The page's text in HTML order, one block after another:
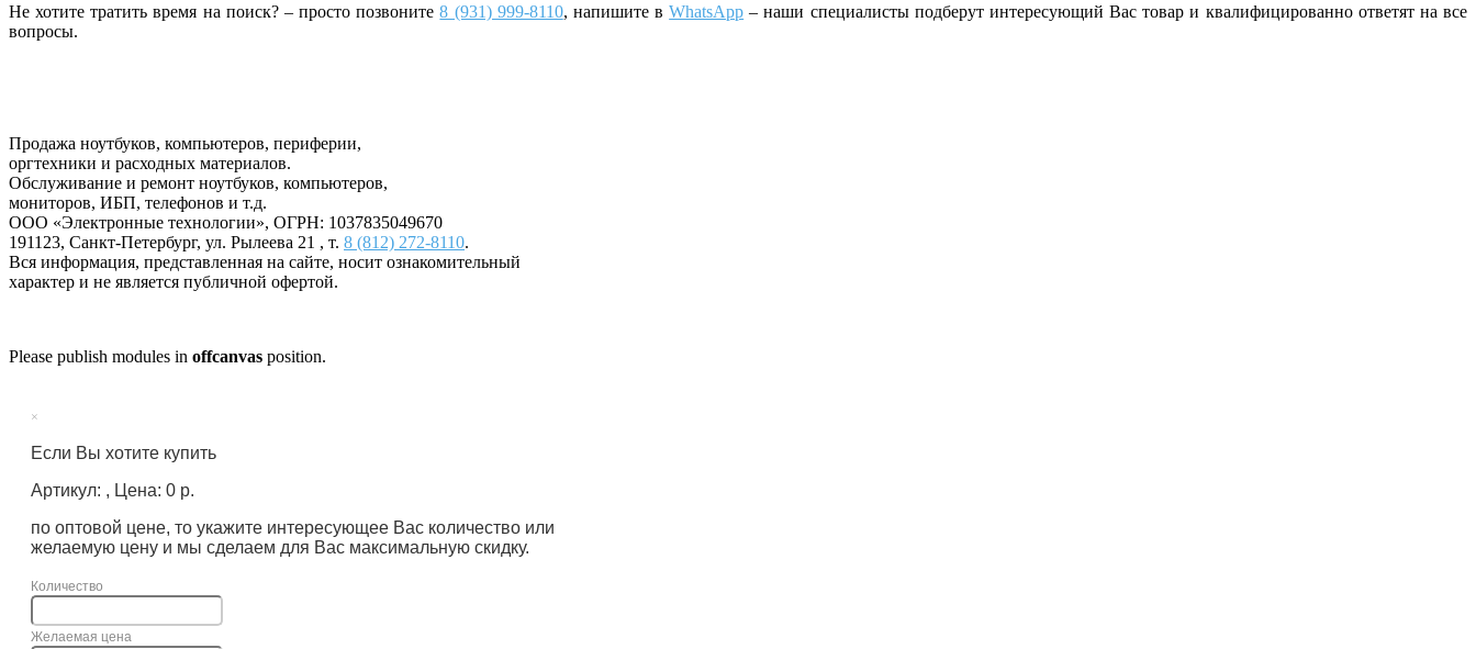
Не хотите тратить время на поиск? – просто позвоните8 (931) 999-8110, напишитевWhatsApp – наши специалисты подберут интересующий Вас товар и квалифицированно ответят на все
вопросы.
Продажа ноутбуков, компьютеров, периферии,
оргтехники и расходных материалов.
Обслуживание и ремонт ноутбуков, компьютеров,
мониторов, ИБП, телефонов и т.д.
ООО «Электронные технологии», ОГРН: 1037835049670
191123, Санкт-Петербург, ул. Рылеева 21 , т. 8 (812) 272-8110.
Вся информация, представленная на сайте, носит ознакомительный
характер и не является публичной офертой.
Please publish modules in offcanvas position.
×
Если Вы хотите купить
Артикул: , Цена: 0 р.
по оптовой цене, то укажите интересующее Вас количество или
желаемую цену и мы сделаем для Вас максимальную скидку.
Количество
Желаемая цена